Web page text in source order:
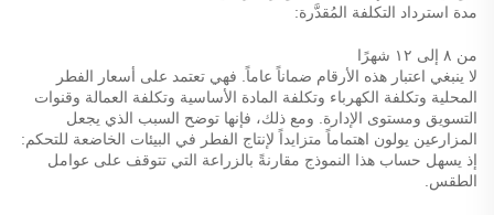
مدة استرداد التكلفة المُقدَّرة:
من ٨ إلى ١٢ شهرًا
لا ينبغي اعتبار هذه الأرقام ضماناً عاماً. فهي تعتمد على أسعار الفطر
المحلية وتكلفة الكهرباء وتكلفة المادة الأساسية وتكلفة العمالة وقنوات
التسويق ومستوى الإدارة. ومع ذلك، فإنها توضح السبب الذي يجعل
المزارعين يولون اهتماماً متزايداً لإنتاج الفطر في البيئات الخاضعة للتحكم:
إذ يسهل حساب هذا النموذج مقارنةً بالزراعة التي تتوقف على عوامل
الطقس.